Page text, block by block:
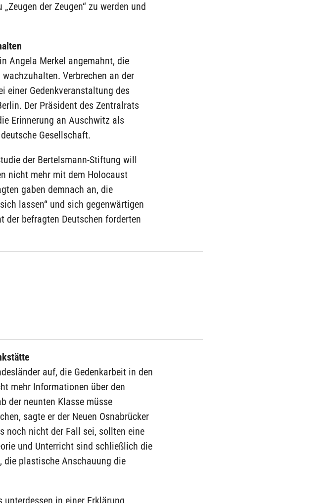
der Zeugen“ zu werden und
Angela Merkel angemahnt, die
Verbrechen an der
einer Gedenkveranstaltung des
Der Präsident des Zentralrats
Erinnerung an Auschwitz als
Gesellschaft.
der Bertelsmann-Stiftung will
nicht mehr mit dem Holocaust
gaben demnach an, die
lassen“ und sich gegenwärtigen
der befragten Deutschen forderten
auf, die Gedenkarbeit in den
mehr Informationen über den
der neunten Klasse müsse
sagte er der Neuen Osnabrücker
noch nicht der Fall sei, sollten eine
und Unterricht sind schließlich die
die plastische Anschauung die
unterdessen in einer Erklärung